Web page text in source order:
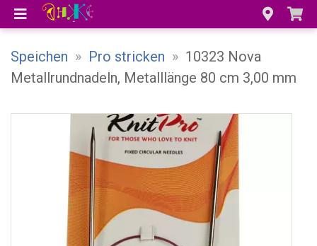
Speichen » Pro stricken » 10323 Nova
Metallrundnadeln, Metalllänge 80 cm 3,00 mm